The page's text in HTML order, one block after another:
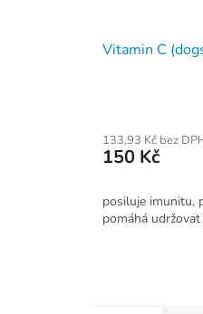
Vitamin C
133,93 Kč bez
150 Kč
posiluje imunitu,
pomáhá